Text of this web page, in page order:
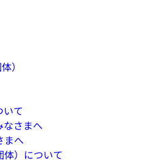
）
て
なさまへ
まへ
）について